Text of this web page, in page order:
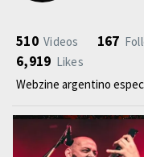
510 Videos 167
6,919 Likes
Webzine argentino